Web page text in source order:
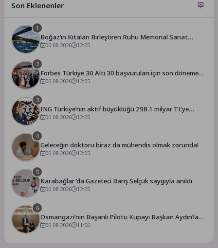
Son Eklenenler
1
Boğaz’ın Kıtaları Birleştiren Ruhu Memorial Sanat
Galerilerinde
06.08.2026 12:05
2
Forbes Türkiye 30 Altı 30 başvuruları için son dönemece
girildi!
06.08.2026 12:05
3
ING Türkiye’nin aktif büyüklüğü 298.1 milyar TL’ye
ulaştı
06.08.2026 12:05
4
Geleceğin doktoru biraz da mühendis olmak zorunda!
06.08.2026 12:05
5
Karabağlar ‘da Gazeteci Barış Selçuk saygıyla anıldı
06.08.2026 12:05
6
Osmangazi’nin Başarılı Pilotu Kupayı Başkan Aydın’la
Paylaştı
06.08.2026 11:56